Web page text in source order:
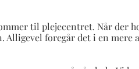
til plejecentret. Når der
foregår det i en mere